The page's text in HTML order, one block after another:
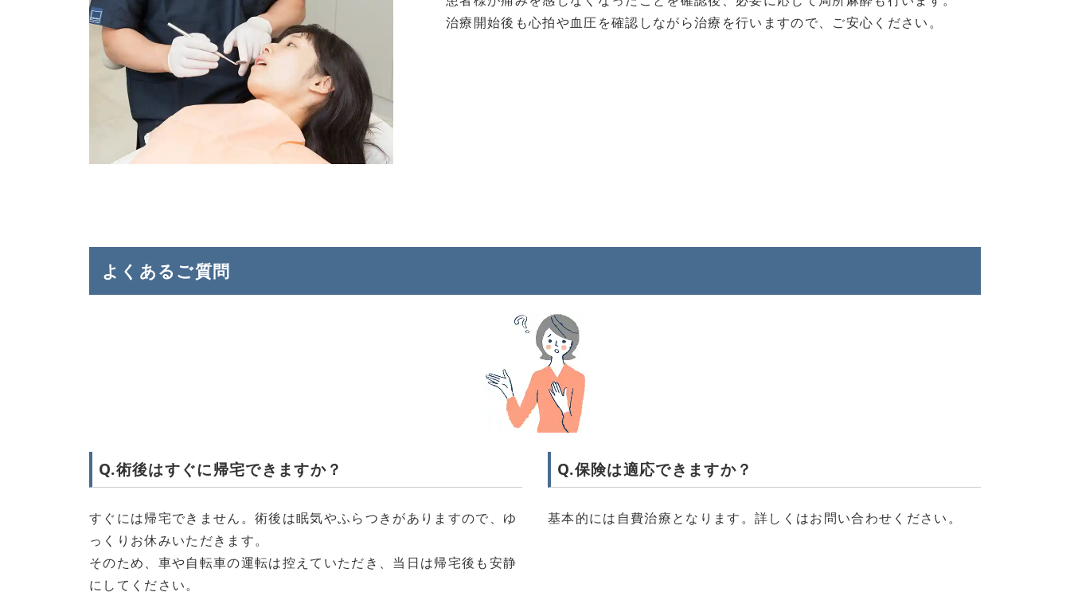
治療開始後も心拍や血圧を確認しながら治療を行いますので、ご安心ください。
よくあるご質問
Q.術後はすぐに帰宅できますか？
すぐには帰宅できません。術後は眠気やふらつきがありますので、ゆ
っくりお休みいただきます。
そのため、車や自転車の運転は控えていただき、当日は帰宅後も安静
にしてください。
Q.保険は適応できますか？
基本的には自費治療となります。詳しくはお問い合わせください。